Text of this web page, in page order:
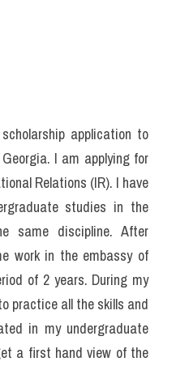
application to
I am applying for
Relations (IR). I have
studies in the
same discipline. After
work in the embassy of
of 2 years. During my
practice all the skills and
in my undergraduate
a first hand view of the